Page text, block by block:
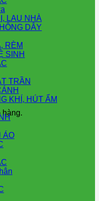
hàng.
LAU NHÀ
DÂY
RÈM
SINH
TRẦN
KHÍ, HÚT ẨM
ÁO